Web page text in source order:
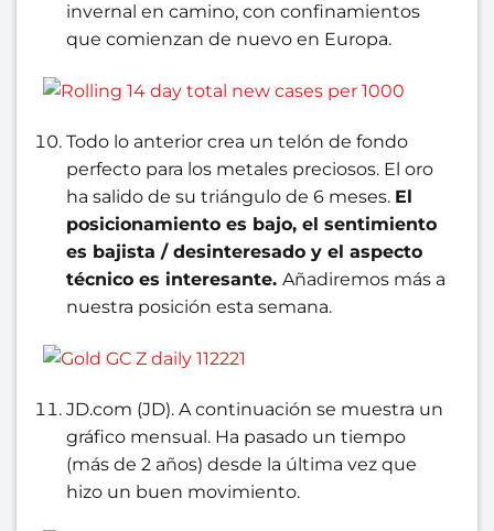
invernal en camino, con confinamientos
que comienzan de nuevo en Europa.
Todo lo anterior crea un telón de fondo
perfecto para los metales preciosos. El oro
ha salido de su triángulo de 6 meses. El
posicionamiento es bajo, el sentimiento
es bajista / desinteresado y el aspecto
técnico es interesante. Añadiremos más a
nuestra posición esta semana.
JD.com (JD). A continuación se muestra un
gráfico mensual. Ha pasado un tiempo
(más de 2 años) desde la última vez que
hizo un buen movimiento.